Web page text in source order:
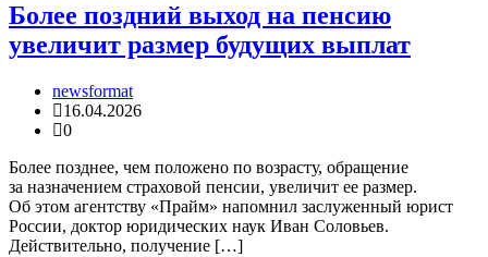
Более поздний выход на пенсию
увеличит размер будущих выплат
newsformat
16.04.2026
0
Более позднее, чем положено по возрасту, обращение
за назначением страховой пенсии, увеличит ее размер.
Об этом агентству «Прайм» напомнил заслуженный юрист
России, доктор юридических наук Иван Соловьев.
Действительно, получение […]